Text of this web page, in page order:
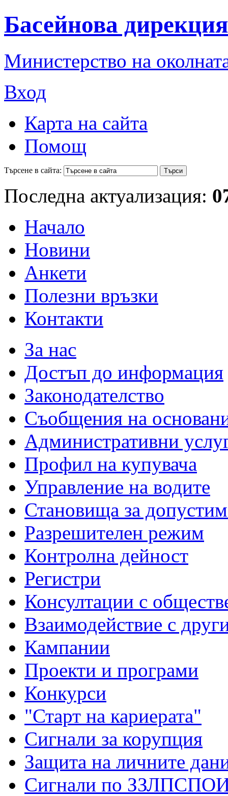
Басейнова
Министерство на
Вход
Карта на сайта
Помощ
Търсене в сайта:
Последна актуализация:
Начало
Новини
Анкети
Полезни връзки
Контакти
За нас
Достъп до информация
Законодателство
Съобщения на
Административни
Профил на купувача
Управление на водите
Становища за
Разрешителен режим
Контролна дейност
Регистри
Консултации с
Взаимодействие с
Кампании
Проекти и програми
Конкурси
"Старт на кариерата"
Сигнали за корупция
Защита на личните
Сигнали по